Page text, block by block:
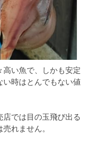
高い魚で、しかも安定
い時はとんでもない値
では目の玉飛び出る
れません。